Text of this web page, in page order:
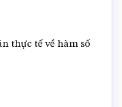
thực tế về hàm số